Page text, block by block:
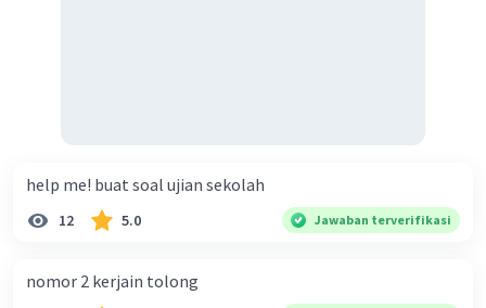
help me! buat soal ujian sekolah
12 5.0 Jawaban terverifikasi
nomor 2 kerjain tolong